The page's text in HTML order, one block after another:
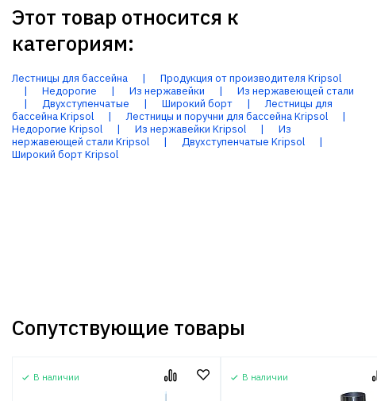
Этот товар относится к
категориям:
Лестницы для бассейна |
Продукция от производителя Kripsol
|
Недорогие | Из нержавейки |
Из нержавеющей стали
|
Двухступенчатые | Широкий борт |
Лестницы для
бассейна Kripsol
| Лестницы и поручни для бассейна Kripsol
|
Недорогие Kripsol
| Из нержавейки Kripsol |
Из
нержавеющей стали Kripsol
| Двухступенчатые Kripsol
|
Широкий борт Kripsol
Сопутствующие товары
В наличии В наличии